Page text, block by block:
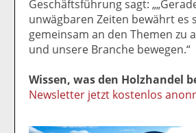
Geschäftsführung sagt:
unwägbaren Zeiten bewährt es
gemeinsam an den Themen zu
und unsere Branche bewegen.“
Wissen, was den Holzhandel
Newsletter jetzt kostenlos